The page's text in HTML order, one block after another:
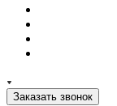
Заказать звонок